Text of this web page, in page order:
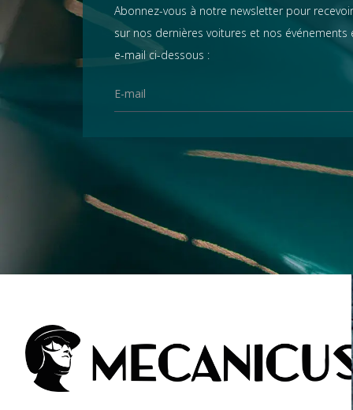
Chrysler
Citroën
D.B
De Tomaso
Abonnez-vous à notre newsletter pour
sur nos dernières voitures et nos événements
e-mail ci-dessous :